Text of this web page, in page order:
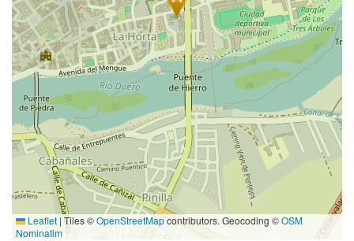
Leaflet | Tiles ©OpenStreetMapcontributors. Geocoding ©OSM
Nominatim